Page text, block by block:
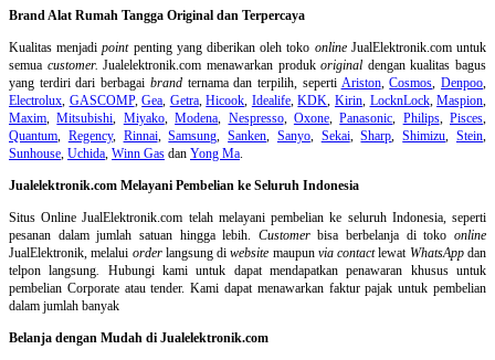
Brand Alat Rumah Tangga Original dan Terpercaya
Kualitas menjadipointpenting yang diberikan oleh toko onlineJualElektronik.com untuk
semua customer. Jualelektronik.com menawarkan produkoriginal dengan kualitas bagus
yang terdiri dari berbagai brandternama dan terpilih, seperti Ariston,Cosmos ,Denpoo
Electrolux GASCOMP,Gea Getra,Hicook Idealife,KDK Kirin, LocknLock,Maspion
Maxim ,Mitsubishi Miyako,Modena Nespresso, Oxone,Panasonic Philips, Pisces
Quantum
Regency, Rinnai,Samsung ,Sanken Sanyo, Sekai,Sharp ,Shimizu ,Stein
Sunhouse Uchida Winn Gas dan Yong Ma
Jualelektronik.com Melayani Pembelian ke Seluruh Indonesia
Situs Online JualElektronik.com telah melayani pembelian ke seluruh Indonesia, seperti
pesanan dalam jumlah satuan hingga lebih. Customerbisa berbelanja di tokoonline
JualElektronik, melalui orderlangsung diwebsite maupun via contactlewat WhatsAppdan
telpon langsung
Hubungi kami untuk dapat mendapatkan penawaran khusus untuk
pembelian Corporate atau tender. Kami dapat menawarkan faktur pajak untuk pembelian
dalam jumlah banyak
Belanja dengan Mudah di Jualelektronik.com